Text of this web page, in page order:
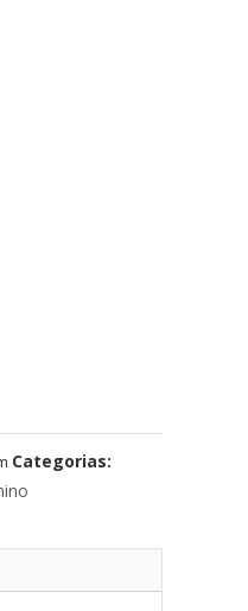
Categorias: